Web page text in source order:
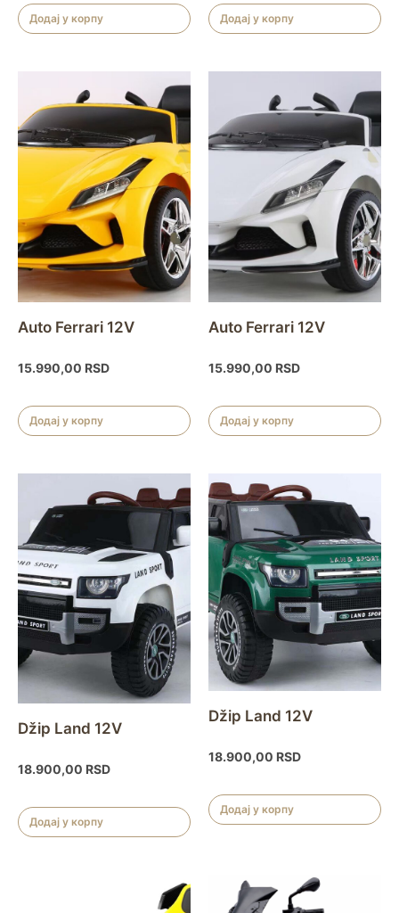
Додај у корпу Додај у корпу
Auto Ferrari 12V
15.990,00 RSD
Додај у корпу
Auto Ferrari 12V
15.990,00 RSD
Додај у корпу
Džip Land 12V
18.900,00 RSD
Додај у корпу
Džip Land 12V
18.900,00 RSD
Додај у корпу